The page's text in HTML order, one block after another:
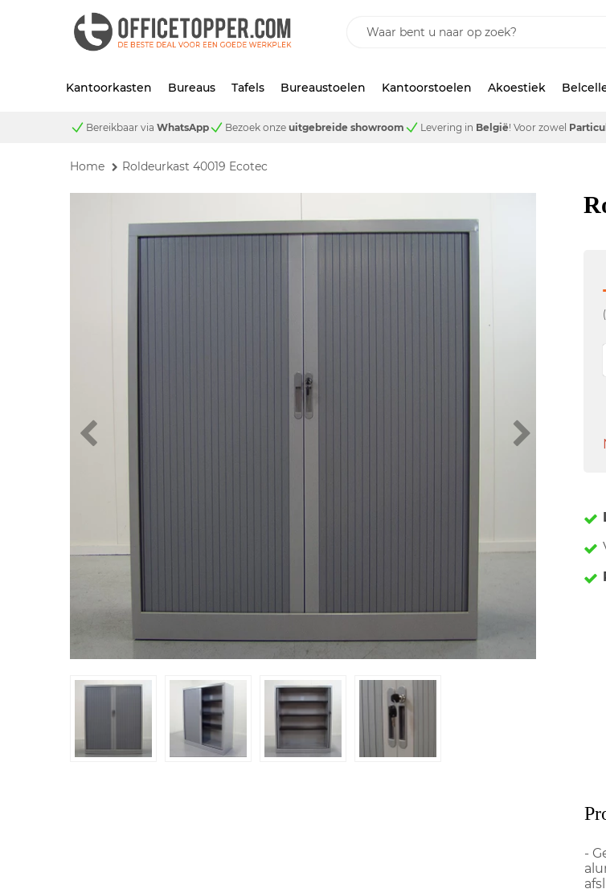
Kantoorkasten Bureaus Tafels Bureaustoelen Kantoorstoelen Akoestiek
Bereikbaar via WhatsApp Bezoek onze uitgebreide showroom Levering in België! Voor zowel
Home Roldeurkast 40019 Ecotec
-